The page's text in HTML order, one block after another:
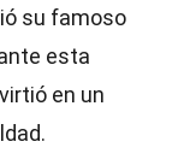
su famoso
esta
en un